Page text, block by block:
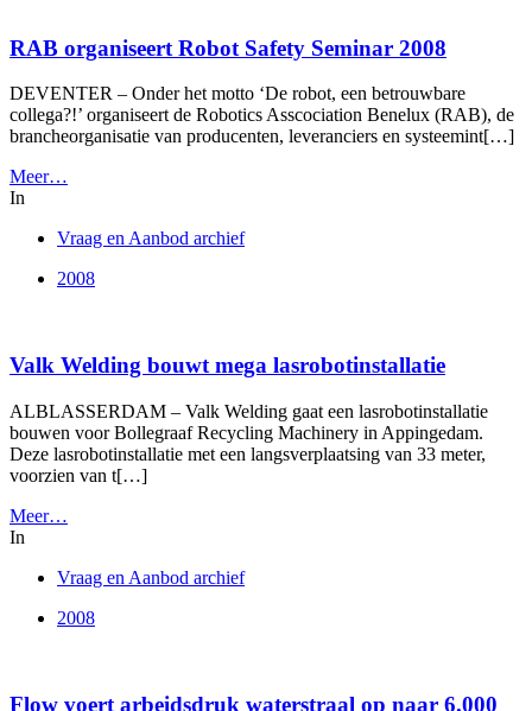
RAB organiseert Robot Safety Seminar 2008
DEVENTER – Onder het motto ‘De robot, een betrouwbare
collega?!’ organiseert de Robotics Asscociation Benelux (RAB), de
brancheorganisatie van producenten, leveranciers en systeemint[…]
Meer…
In
Vraag en Aanbod archief
2008
Valk Welding bouwt mega lasrobotinstallatie
ALBLASSERDAM – Valk Welding gaat een lasrobotinstallatie
bouwen voor Bollegraaf Recycling Machinery in Appingedam.
Deze lasrobotinstallatie met een langsverplaatsing van 33 meter,
voorzien van t[…]
Meer…
In
Vraag en Aanbod archief
2008
Flow voert arbeidsdruk waterstraal op naar 6.000